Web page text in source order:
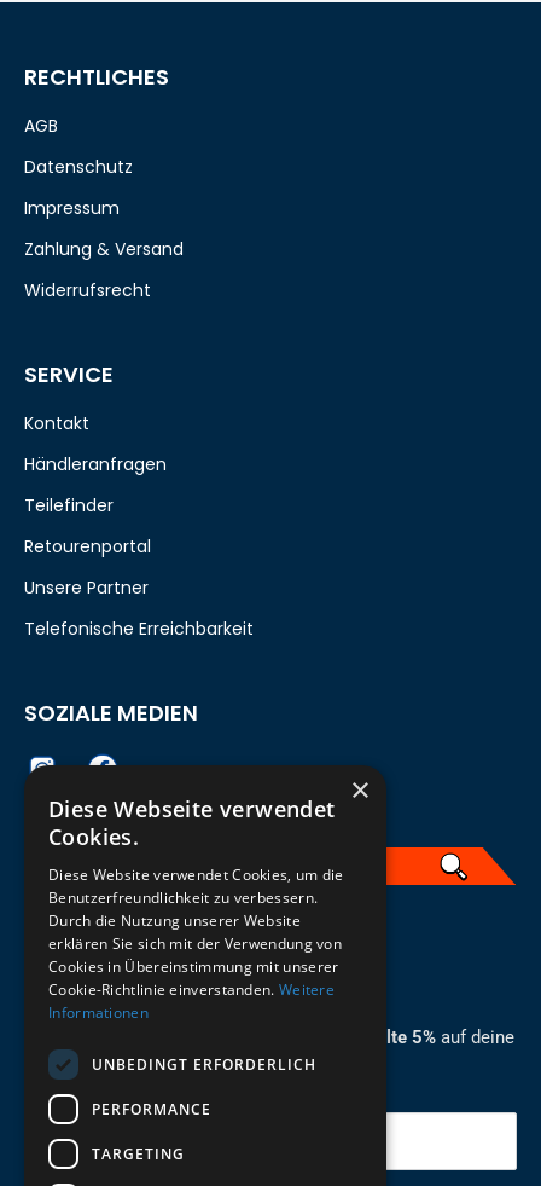
ZUM NEWSLETTER ANMELDEN
Melde dich jetzt zum Newsletter an und erhalte 5% auf deine
erste Bestellung.
Deine Email
RECHTLICHES
AGB
Datenschutz
Impressum
Zahlung & Versand
Widerrufsrecht
SERVICE
Kontakt
Händleranfragen
Teilefinder
Retourenportal
Unsere Partner
Telefonische Erreichbarkeit
SOZIALE MEDIEN
German
×
Diese Webseite verwendet
Cookies.
Diese Website verwendet Cookies, um die
Benutzerfreundlichkeit zu verbessern.
Durch die Nutzung unserer Website
erklären Sie sich mit der Verwendung von
Cookies in Übereinstimmung mit unserer
Cookie-Richtlinie einverstanden. Weitere
Informationen
UNBEDINGT ERFORDERLICH
PERFORMANCE
TARGETING